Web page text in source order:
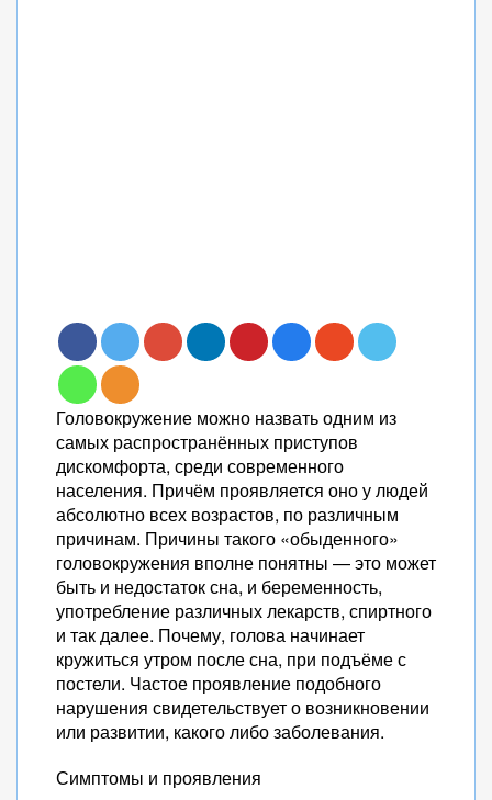
Головокружение можно назвать одним из
самых распространённых приступов
дискомфорта, среди современного
населения. Причём проявляется оно у людей
абсолютно всех возрастов, по различным
причинам. Причины такого «обыденного»
головокружения вполне понятны — это может
быть и недостаток сна, и беременность,
употребление различных лекарств, спиртного
и так далее. Почему, голова начинает
кружиться утром после сна, при подъёме с
постели. Частое проявление подобного
нарушения свидетельствует о возникновении
или развитии, какого либо заболевания.
Симптомы и проявления